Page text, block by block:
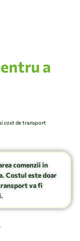
a
cost de transport
comenzii in
Costul este doar
va fi